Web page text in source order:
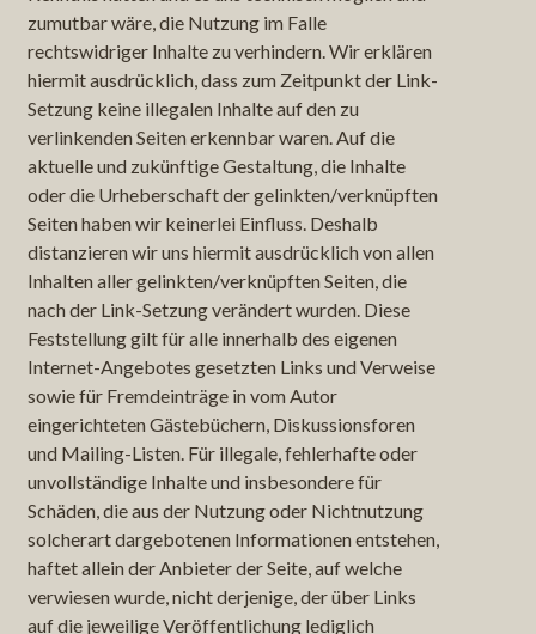
zumutbar wäre, die Nutzung im Falle
rechtswidriger Inhalte zu verhindern. Wir erklären
hiermit ausdrücklich, dass zum Zeitpunkt der Link-
Setzung keine illegalen Inhalte auf den zu
verlinkenden Seiten erkennbar waren. Auf die
aktuelle und zukünftige Gestaltung, die Inhalte
oder die Urheberschaft der gelinkten/verknüpften
Seiten haben wir keinerlei Einfluss. Deshalb
distanzieren wir uns hiermit ausdrücklich von allen
Inhalten aller gelinkten/verknüpften Seiten, die
nach der Link-Setzung verändert wurden. Diese
Feststellung gilt für alle innerhalb des eigenen
Internet-Angebotes gesetzten Links und Verweise
sowie für Fremdeinträge in vom Autor
eingerichteten Gästebüchern, Diskussionsforen
und Mailing-Listen. Für illegale, fehlerhafte oder
unvollständige Inhalte und insbesondere für
Schäden, die aus der Nutzung oder Nichtnutzung
solcherart dargebotenen Informationen entstehen,
haftet allein der Anbieter der Seite, auf welche
verwiesen wurde, nicht derjenige, der über Links
auf die jeweilige Veröffentlichung lediglich